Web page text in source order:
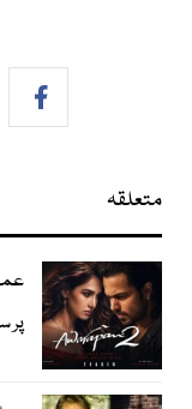
متعلقہ
پر